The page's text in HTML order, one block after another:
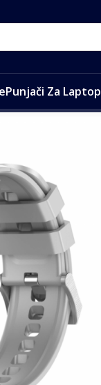
Punjači Za Laptop
SW04 srebrni